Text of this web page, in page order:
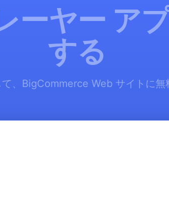
ーヤー ア
する
、BigCommerce Web サイトに無